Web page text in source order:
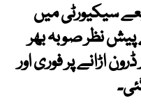
سیکیورٹی میں
نظر صوبہ بھر
ڈرون اڑانے پر فوری اور